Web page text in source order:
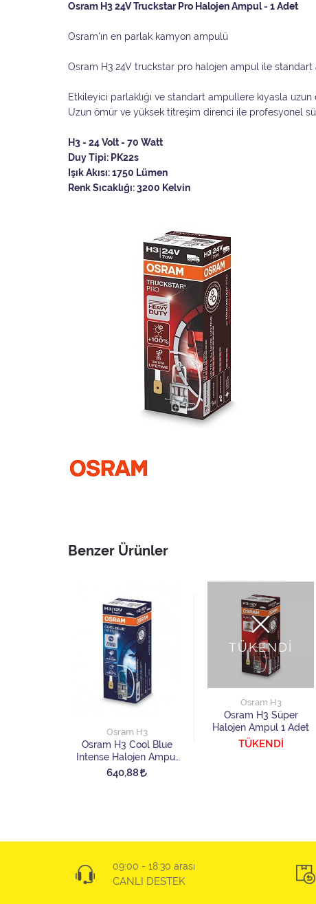
Osram H3 24V Truckstar Pro Halojen Ampul - 1 Adet
Osram'ın en parlak kamyon ampulü
Osram H3 24V truckstar pro halojen ampul ile standart
Etkileyici parlaklığı ve standart ampullere kıyasla uzun
Uzun ömür ve yüksek titreşim direnci ile profesyonel
H3 - 24 Volt - 70 Watt
Duy Tipi: PK22s
Işık Akısı: 1750 Lümen
Renk Sıcaklığı: 3200 Kelvin
Benzer Ürünler
Osram H3
Osram H3 Cool Blue
Intense Halojen Ampul
1 Adet
640,88
TÜKENDİ
Osram H3
Osram H3 Süper
Halojen Ampul 1 Adet
TÜKENDİ
09:00 - 18:30 arası
CANLI DESTEK